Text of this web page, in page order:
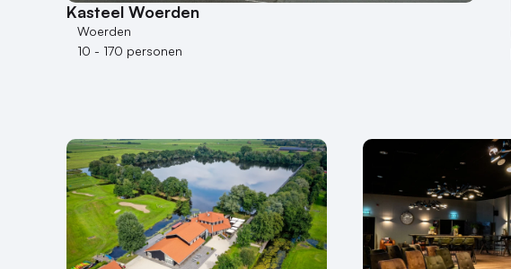
Kasteel Woerden
Woerden
10 - 170 personen